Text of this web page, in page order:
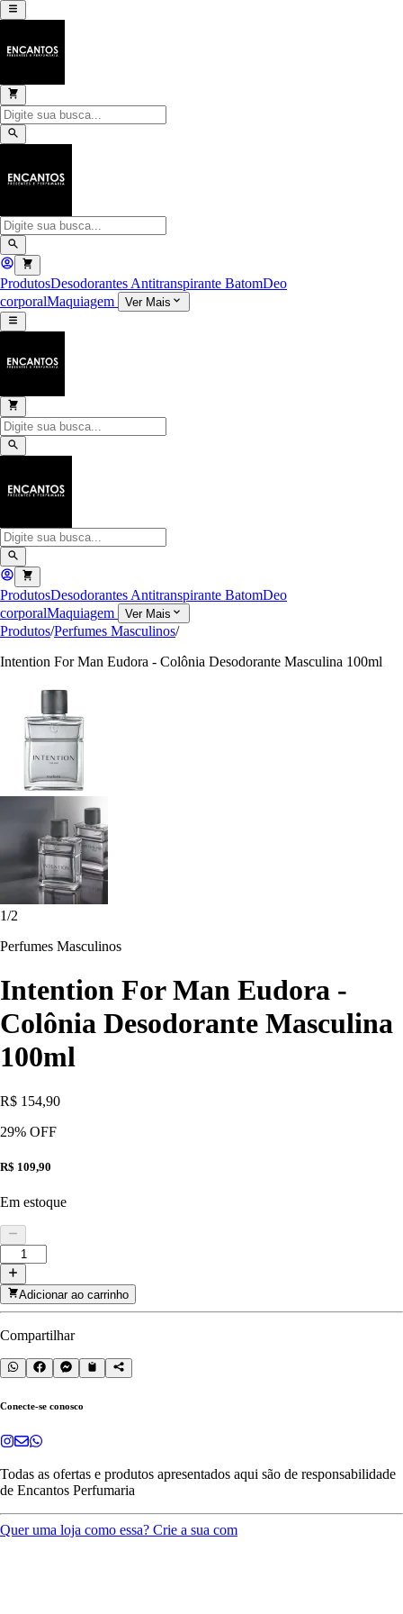
ProdutosDesodorantes Antitranspirante BatomDeo
corporalMaquiagem Ver Mais
ProdutosDesodorantes Antitranspirante BatomDeo
corporalMaquiagem Ver Mais
Produtos/Perfumes Masculinos/
Intention For Man Eudora - Colônia Desodorante Masculina 100ml
1/2
Perfumes Masculinos
Intention For Man Eudora -
Colônia Desodorante Masculina
100ml
R$ 154,90
29% OFF
R$ 109,90
Em estoque
Adicionar ao carrinho
Compartilhar
Conecte-se conosco
Todas as ofertas e produtos apresentados aqui são de responsabilidade
de Encantos Perfumaria
Quer uma loja como essa? Crie a sua com